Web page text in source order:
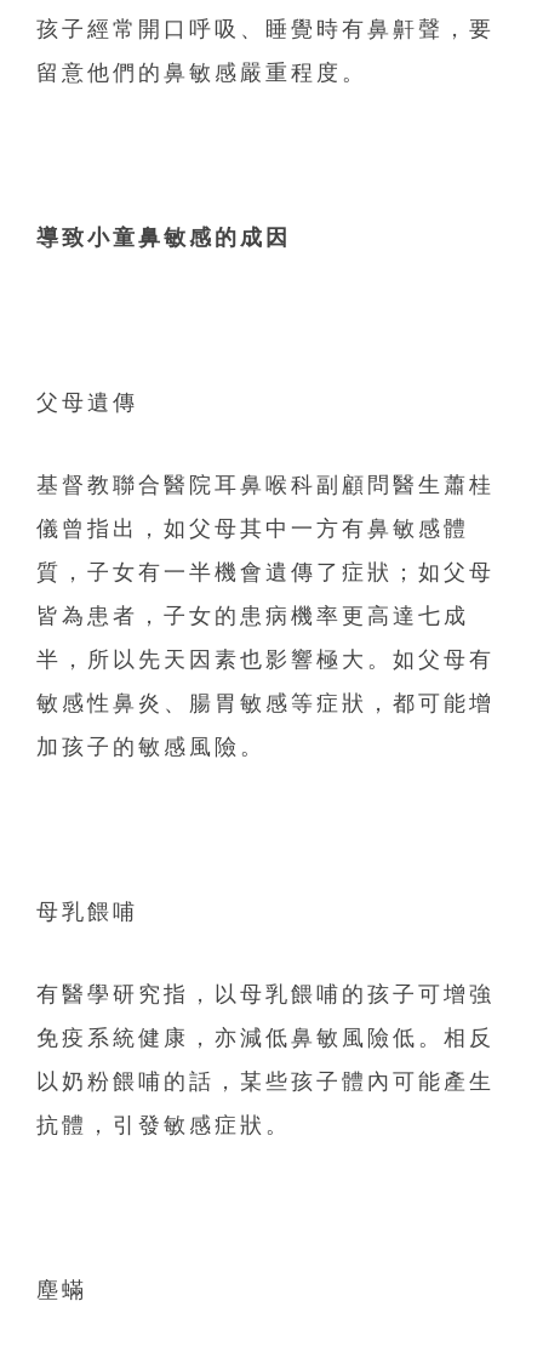
孩子經常開口呼吸、 睡覺時有鼻鼾聲，要
留意他們的鼻敏感嚴重程度。
導致小童鼻敏感的成因
父母遺傳
基督教聯合醫院耳鼻喉科副顧問醫生蕭桂
儀曾指出， 如父母其中一方有鼻敏感體
質，子女有一半機會遺傳了症狀； 如父母
皆為患者，子女的患病機率更高達七成
半， 所以先天因素也影響極大。如父母有
敏感性鼻炎、腸胃敏感等症狀， 都可能增
加孩子的敏感風險。
母乳餵哺
有醫學研究指，以母乳餵哺的孩子可增強
免疫系統健康， 亦減低鼻敏風險低。相反
以奶粉餵哺的話， 某些孩子體內可能產生
抗體，引發敏感症狀。
塵蟎